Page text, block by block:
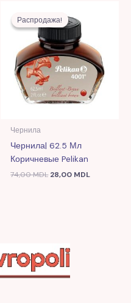
Распродажа!
Распродажа!
Чернила
Чернила| 62.5 Мл
Коричневые Pelikan
74,00MDL
составляла
74,00 MDL.
28,00 MDL